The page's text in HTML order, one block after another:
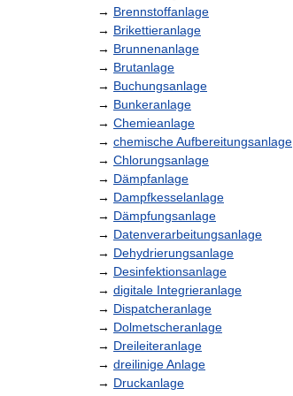
→ Brennstoffanlage
→ Brikettieranlage
→ Brunnenanlage
→ Brutanlage
→ Buchungsanlage
→ Bunkeranlage
→ Chemieanlage
→ chemischeAufbereitungsanlage
→ Chlorungsanlage
→ Dämpfanlage
→ Dampfkesselanlage
→ Dämpfungsanlage
→ Datenverarbeitungsanlage
→ Dehydrierungsanlage
→ Desinfektionsanlage
→ digitale Integrieranlage
→ Dispatcheranlage
→ Dolmetscheranlage
→ Dreileiteranlage
→ dreilinigeAnlage
→ Druckanlage